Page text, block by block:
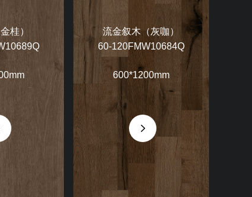
桂）
流金叙木（灰咖）
60-120FMW10684Q
600*1200mm